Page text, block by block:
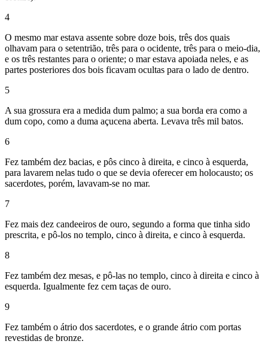
4
O mesmo mar estava assente sobre doze bois, três dos quais
olhavam para o setentrião, três para o ocidente, três para o meio-dia,
e os três restantes para o oriente; o mar estava apoiada neles, e as
partes posteriores dos bois ficavam ocultas para o lado de dentro.
5
A sua grossura era a medida dum palmo; a sua borda era como a
dum copo, como a duma açucena aberta. Levava três mil batos.
6
Fez também dez bacias, e pôs cinco à direita, e cinco à esquerda,
para lavarem nelas tudo o que se devia oferecer em holocausto; os
sacerdotes, porém, lavavam-se no mar.
7
Fez mais dez candeeiros de ouro, segundo a forma que tinha sido
prescrita, e pô-los no templo, cinco à direita, e cinco à esquerda.
8
Fez também dez mesas, e pô-las no templo, cinco à direita e cinco à
esquerda. Igualmente fez cem taças de ouro.
9
Fez também o átrio dos sacerdotes, e o grande átrio com portas
revestidas de bronze.